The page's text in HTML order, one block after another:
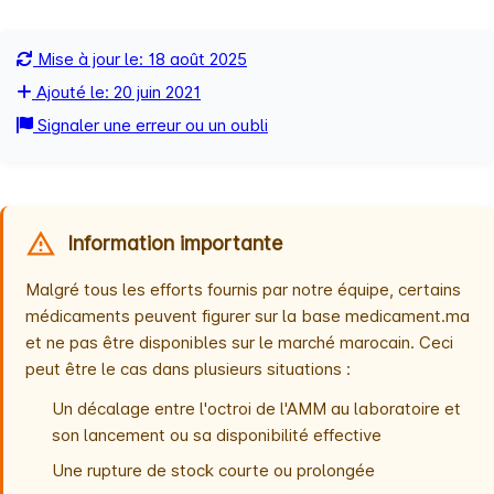
Mise à jour le: 18 août 2025
Ajouté le: 20 juin 2021
Signaler une erreur ou un oubli
Information importante
Malgré tous les efforts fournis par notre équipe, certains
médicaments peuvent figurer sur la base medicament.ma
et ne pas être disponibles sur le marché marocain. Ceci
peut être le cas dans plusieurs situations :
Un décalage entre l'octroi de l'AMM au laboratoire et
son lancement ou sa disponibilité effective
Une rupture de stock courte ou prolongée